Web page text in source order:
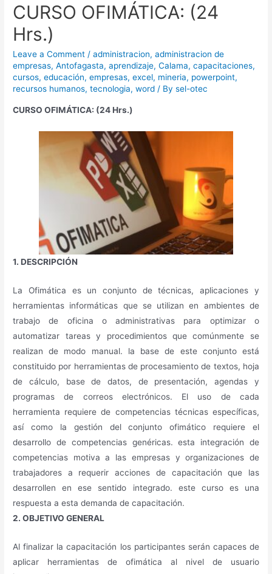
CURSO OFIMÁTICA: (24
Hrs.)
Leave a Comment /administracion,administracion de
empresas,Antofagasta,aprendizaje,Calama,capacitaciones,
cursos,educación,empresas,excel, mineria, powerpoint,
recursos humanos,tecnologia,word / Bysel-otec
CURSO OFIMÁTICA: (24 Hrs.)
1. DESCRIPCIÓN
La Ofimática es un conjunto de técnicas, aplicaciones y
herramientas informáticas que se utilizan en ambientes de
trabajo de oficina o administrativas para optimizar o
automatizar tareas y procedimientos que comúnmente se
realizan de modo manual. la base de este conjunto está
constituido por herramientas de procesamiento de textos, hoja
de cálculo, base de datos, de presentación, agendas y
programas de correos electrónicos. El uso de cada
herramienta requiere de competencias técnicas específicas,
así como la gestión del conjunto ofimático requiere el
desarrollo de competencias genéricas. esta integración de
competencias motiva a las empresas y organizaciones de
trabajadores a requerir acciones de capacitación que las
desarrollen en ese sentido integrado. este curso es una
respuesta a esta demanda de capacitación.
2. OBJETIVO GENERAL
Al finalizar la capacitación los participantes serán capaces de
aplicar herramientas de ofimática al nivel de usuario